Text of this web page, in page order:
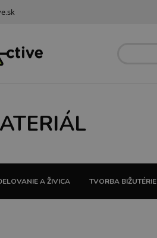
A ŽIVICA TVORBA BIŽUTÉRIE